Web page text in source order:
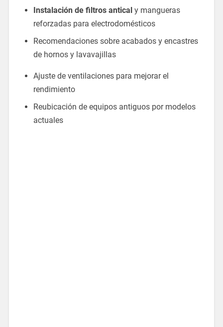
Instalación de filtros anticaly mangueras
reforzadas para electrodomésticos
Recomendaciones sobre acabados y encastres
de hornos y lavavajillas
Ajuste de ventilaciones para mejorar el
rendimiento
Reubicación de equipos antiguos por modelos
actuales